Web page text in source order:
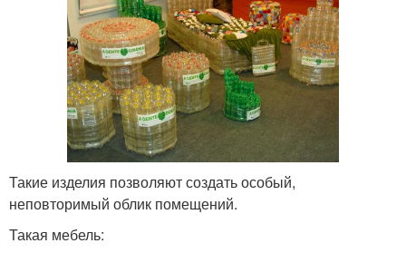
Такие изделия позволяют создать особый,
неповторимый облик помещений.
Такая мебель: